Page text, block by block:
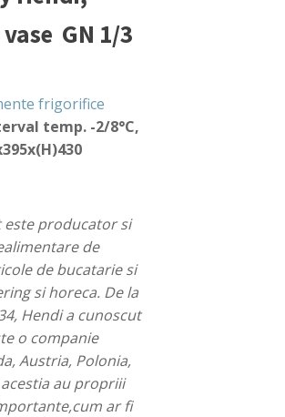
GN 1/3
frigorifice
temp. -2/8°C,
este producator si
de
de bucatarie si
si horeca. De la
Hendi a cunoscut
o companie
Austria, Polonia,
acestia au propriii
ar fi